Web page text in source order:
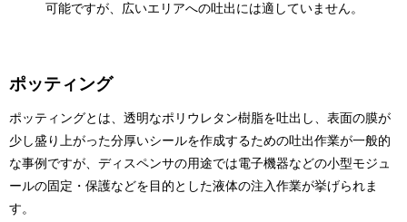
可能ですが、広いエリアへの吐出には適していません。
ポッティング
ポッティングとは、透明なポリウレタン樹脂を吐出し、表面の膜が
少し盛り上がった分厚いシールを作成するための吐出作業が一般的
な事例ですが、ディスペンサの用途では電子機器などの小型モジュ
ールの固定・保護などを目的とした液体の注入作業が挙げられま
す。